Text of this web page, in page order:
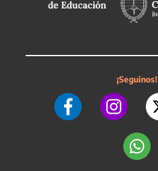
¡Seguinos!